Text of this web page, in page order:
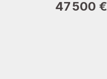
47 500 €